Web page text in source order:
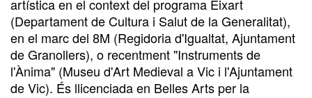
artística en el context del programa Eixart
(Departament de Cultura i Salut de la Generalitat),
en el marc del 8M (Regidoria d'Igualtat, Ajuntament
de Granollers), o recentment "Instruments de
l'Ànima" (Museu d'Art Medieval a Vic i l'Ajuntament
de Vic). És llicenciada en Belles Arts per la